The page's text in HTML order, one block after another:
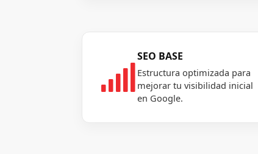

SEO BASE
Estructura optimizada para
mejorar tu visibilidad inicial
en Google.